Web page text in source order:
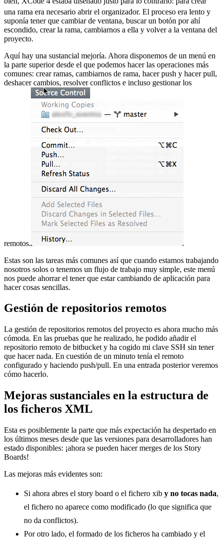
una rama era necesario abrir el organizador. El proceso era lento y
suponía tener que cambiar de ventana, buscar un botón por ahí
escondido, crear la rama, cambiarnos a ella y volver a la ventana del
proyecto.
Aquí hay una sustancial mejoría. Ahora disponemos de un menú en
la parte superior desde el que podemos hacer las operaciones más
comunes: crear ramas, cambiarnos de rama, hacer push y hacer pull,
deshacer cambios, resolver conflictos e incluso gestionar los
remotos.
Estas son las tareas más comunes así que cuando estamos trabajando
nosotros solos o tenemos un flujo de trabajo muy simple, este menú
nos puede ahorrar el tener que estar cambiando de aplicación para
hacer cosas sencillas.
Gestión de repositorios remotos
La gestión de repositorios remotos del proyecto es ahora mucho más
cómoda. En las pruebas que he realizado, he podido añadir el
repositorio remoto de bitbucket y ha cogido mi clave SSH sin tener
que hacer nada. En cuestión de un minuto tenía el remoto
configurado y haciendo push/pull. En una entrada posterior veremos
cómo hacerlo.
Mejoras sustanciales en la estructura de
los ficheros XML
Esta es posiblemente la parte que más expectación ha despertado en
los últimos meses desde que las versiones para desarrolladores han
estado disponibles: ¡ahora se pueden hacer merges de los Story
Boards!
Las mejoras más evidentes son:
Si ahora abres el story board o el fichero xib y no tocas nada,
el fichero no aparece como modificado (lo que significa que
no da conflictos).
Por otro lado, el formado de los ficheros ha cambiado y el